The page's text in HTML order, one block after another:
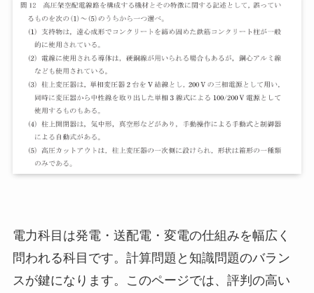
電力科目は発電・送配電・変電の仕組みを幅広く
問われる科目です。計算問題と知識問題のバラン
スが鍵になります。このページでは、評判の高い